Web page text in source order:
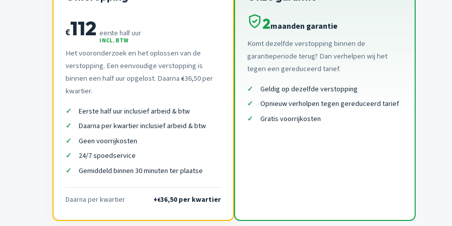
€112 eerste half uur
INCL. BTW
Het vooronderzoek en het oplossen van de
verstopping. Een eenvoudige verstopping is
binnen een half uur opgelost. Daarna €36,50 per
kwartier.
Eerste half uur inclusief arbeid & btw
Daarna per kwartier inclusief arbeid & btw
Geen voorrijkosten
24/7 spoedservice
Gemiddeld binnen 30 minuten ter plaatse
Daarna per kwartier +€36,50 per kwartier
2maanden garantie
Komt dezelfde verstopping binnen de
garantieperiode terug? Dan verhelpen wij het
tegen een gereduceerd tarief.
Geldig op dezelfde verstopping
Opnieuw verholpen tegen gereduceerd tarief
Gratis voorrijkosten